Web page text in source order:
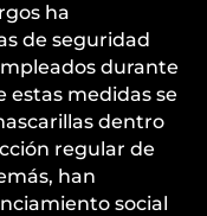
ha
de seguridad
durante
estas medidas se
dentro
regular de
han
social